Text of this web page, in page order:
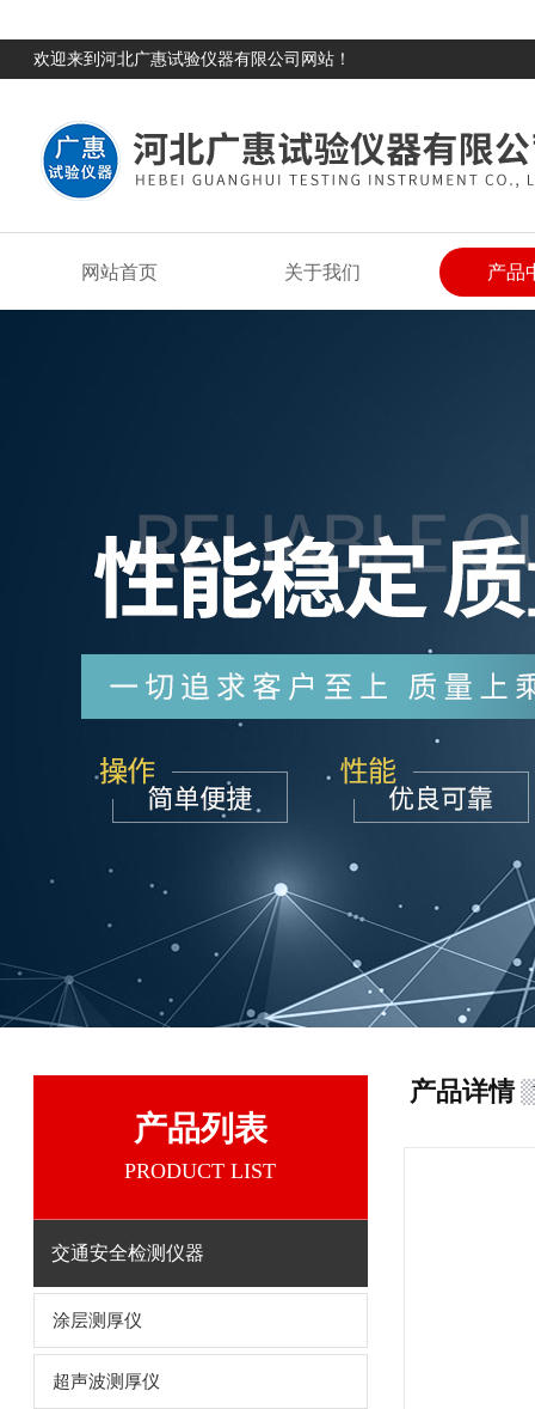
欢迎来到河北广惠试验仪器有限公司网站！
网站首页 关于我们 产品
产品列表
PRODUCT LIST
交通安全检测仪器
涂层测厚仪
超声波测厚仪
产品详情